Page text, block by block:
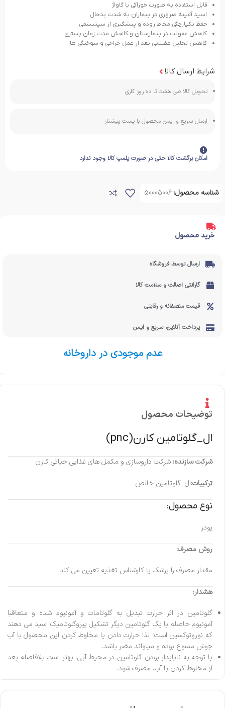
قابل استفاده به صورت خوراکی یا گاواژ
اسید آمینه ضروری در بیماران به شدت بدحال
حفظ یکپارچگی مخاط روده و پیشگیری از سپتیسمی
کاهش عفونت در بیمارستان و کاهش مدت زمان بستری
کاهش تحلیل عضلانی بعد از عمل جراحی و سوختگی ها
شرایط ارسال کالا
تحویل کالا طی هفت تا ده روز کاری
ارسال سریع و ایمن محصول با پست پیشتاز
امکان برگشت کالا حتی در صورت پلمپ کالا وجود ندارد
شناسه محصول: 50005006
خرید محصول
ارسال توسط فروشگاه
گارانتی اصالت و سلامت کالا
قیمت منصفانه و رقابتی
پرداخت آنلاین، سریع و ایمن
عدم موجودی در داروخانه
توضیحات محصول
ال_گلوتامین کارن(pnc)
شرکت سازنده: شرکت داروسازی و مکمل های غذایی حیاتی کارن
ترکیبات:ال- گلوتامین خالص
نوع محصول:
پودر
روش مصرف:
مقدار مصرف را پزشک یا کارشناس تغذیه تعیین می کند.
هشدار:
گلوتامین در اثر حرارت تبدیل به گلوتامات و آمونیوم شده و متعاقبا
آمونیوم حاصله با یک گلوتامین دیگر تشکیل پیروگلوتامیک اسید می دهند
که نوروتوکسین است؛ لذا حرارت دادن یا مخلوط کردن این محصول با آب
جوش ممنوع بوده و میتواند مضر باشد.
با توجه به ناپایدار بودن گلوتامین در محیط آبی، بهتر است بلافاصله بعد
از مخلوط کردن با آب، مصرف شود.